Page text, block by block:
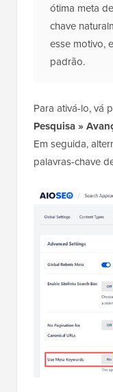
ótima meta
chave
esse motivo,
padrão.
Para ativá-lo, vá
Pesquisa »
Em seguida,
palavras-chave